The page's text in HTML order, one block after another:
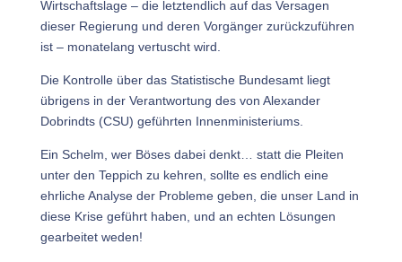
Wirtschaftslage – die letztendlich auf das Versagen
dieser Regierung und deren Vorgänger zurückzuführen
ist – monatelang vertuscht wird.
Die Kontrolle über das Statistische Bundesamt liegt
übrigens in der Verantwortung des von Alexander
Dobrindts (CSU) geführten Innenministeriums.
Ein Schelm, wer Böses dabei denkt… statt die Pleiten
unter den Teppich zu kehren, sollte es endlich eine
ehrliche Analyse der Probleme geben, die unser Land in
diese Krise geführt haben, und an echten Lösungen
gearbeitet weden!